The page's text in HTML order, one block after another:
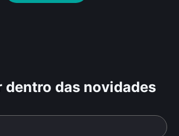
dentro das novidades